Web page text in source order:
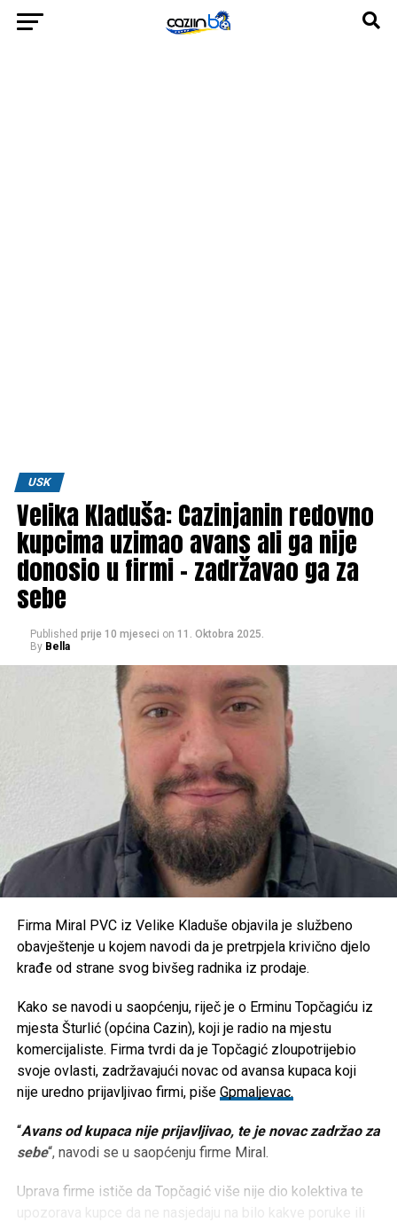
USK
Velika Kladuša: Cazinjanin redovno
kupcima uzimao avans ali ga nije
donosio u firmi – zadržavao ga za
sebe
Published prije 10 mjeseci on 11. Oktobra 2025.
By Bella
Firma Miral PVC iz Velike Kladuše objavila je službeno
obavještenje u kojem navodi da je pretrpjela krivično djelo
krađe od strane svog bivšeg radnika iz prodaje.
Kako se navodi u saopćenju, riječ je o Erminu Topčagiću iz
mjesta Šturlić (općina Cazin), koji je radio na mjestu
komercijaliste. Firma tvrdi da je Topčagić zloupotrijebio
svoje ovlasti, zadržavajući novac od avansa kupaca koji
nije uredno prijavljivao firmi, piše Gpmaljevac.
“Avans od kupaca nije prijavljivao, te je novac zadržao za
sebe“, navodi se u saopćenju firme Miral.
Uprava firme ističe da Topčagić više nije dio kolektiva te
upozorava kupce da ne nasjedaju na bilo kakve poruke ili